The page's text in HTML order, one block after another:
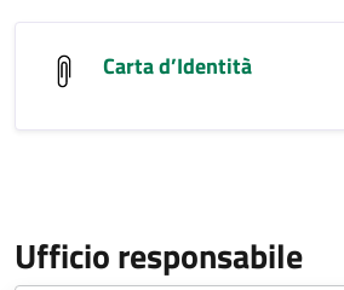
Carta d’Identità
Ufficio responsabile